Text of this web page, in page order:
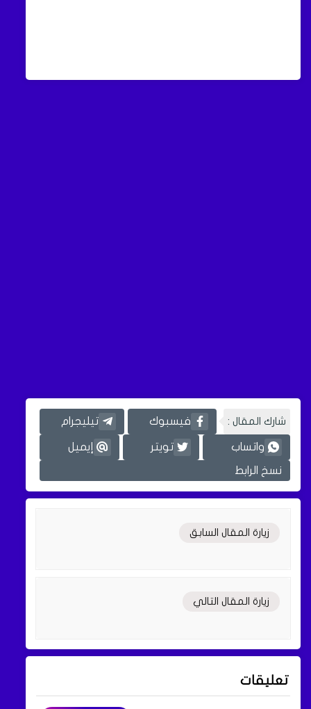
شارك المقال : فيسبوك تيليجرام
واتساب تويتر إيميل
نسخ الرابط
زيارة المقال السابق
زيارة المقال التالي
تعليقات